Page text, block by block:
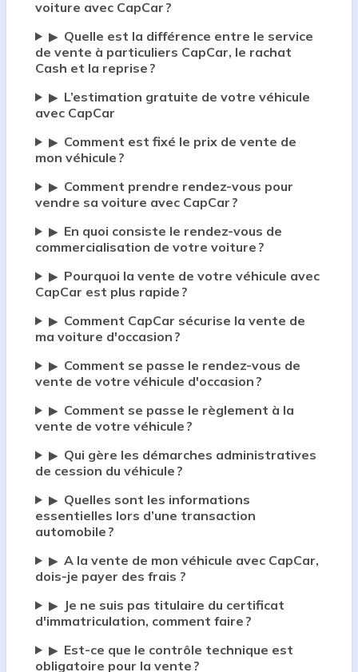
voiture avec CapCar ?
▶ Quelle est la différence entre le service
de vente à particuliers CapCar, le rachat
Cash et la reprise ?
▶ L’estimation gratuite de votre véhicule
avec CapCar
▶ Comment est fixé le prix de vente de
mon véhicule ?
▶ Comment prendre rendez-vous pour
vendre sa voiture avec CapCar ?
▶ En quoi consiste le rendez-vous de
commercialisation de votre voiture ?
▶ Pourquoi la vente de votre véhicule avec
CapCar est plus rapide ?
▶ Comment CapCar sécurise la vente de
ma voiture d'occasion ?
▶ Comment se passe le rendez-vous de
vente de votre véhicule d'occasion ?
▶ Comment se passe le règlement à la
vente de votre véhicule ?
▶ Qui gère les démarches administratives
de cession du véhicule ?
▶ Quelles sont les informations
essentielles lors d’une transaction
automobile ?
▶ A la vente de mon véhicule avec CapCar,
dois-je payer des frais ?
▶
Je ne suis pas titulaire du certificat
d'immatriculation, comment faire ?
▶ Est-ce que le contrôle technique est
obligatoire pour la vente ?